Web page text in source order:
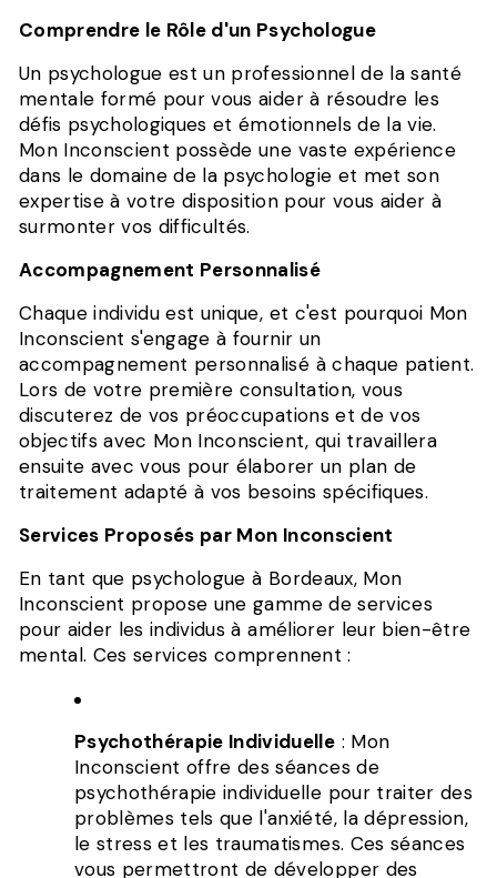
Comprendre le Rôle d'un Psychologue
Un psychologue est un professionnel de la santé
mentale formé pour vous aider à résoudre les
défis psychologiques et émotionnels de la vie.
Mon Inconscient possède une vaste expérience
dans le domaine de la psychologie et met son
expertise à votre disposition pour vous aider à
surmonter vos difficultés.
Accompagnement Personnalisé
Chaque individu est unique, et c'est pourquoi Mon
Inconscient s'engage à fournir un
accompagnement personnalisé à chaque patient.
Lors de votre première consultation, vous
discuterez de vos préoccupations et de vos
objectifs avec Mon Inconscient, qui travaillera
ensuite avec vous pour élaborer un plan de
traitement adapté à vos besoins spécifiques.
Services Proposés par Mon Inconscient
En tant que psychologue à Bordeaux, Mon
Inconscient propose une gamme de services
pour aider les individus à améliorer leur bien-être
mental. Ces services comprennent :
Psychothérapie Individuelle : Mon
Inconscient offre des séances de
psychothérapie individuelle pour traiter des
problèmes tels que l'anxiété, la dépression,
le stress et les traumatismes. Ces séances
vous permettront de développer des